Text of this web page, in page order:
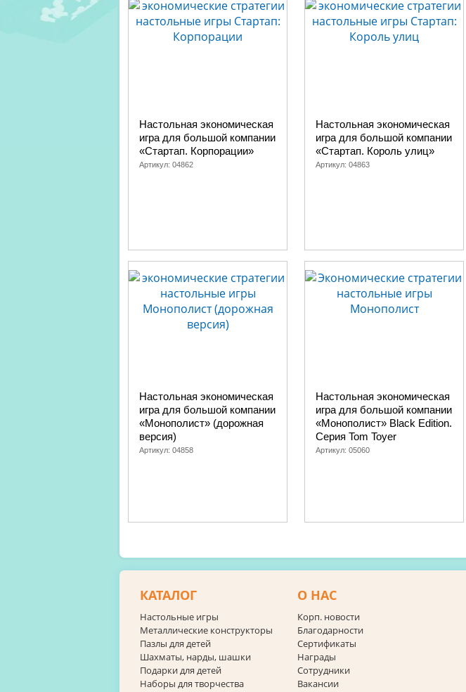
Настольная экономическая
игра для большой компании
«Стартап. Корпорации»
Артикул: 04862
Настольная экономическая
игра для большой компании
«Стартап. Король улиц»
Артикул: 04863
Настольная экономическая
игра для большой компании
«Монополист» (дорожная
версия)
Артикул: 04858
Настольная экономическая
игра для большой компании
«Монополист» Black Edition.
Серия Tom Toyer
Артикул: 05060
КАТАЛОГ
Настольные игры
Металлические конструкторы
Пазлы для детей
Шахматы, нарды, шашки
Подарки для детей
Наборы для творчества
О НАС
Корп. новости
Благодарности
Сертификаты
Награды
Сотрудники
Вакансии